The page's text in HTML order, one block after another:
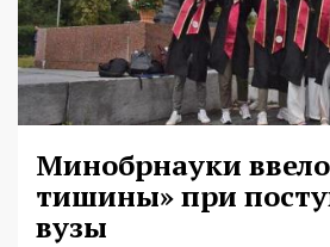
Минобрнауки
тишины» при
вузы